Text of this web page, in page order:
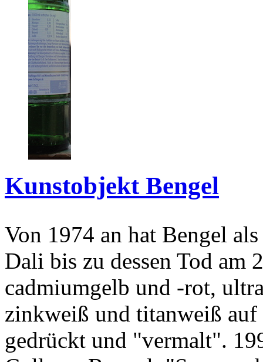
Kunstobjekt Bengel
Von 1974 an hat Bengel
Dali bis zu dessen Tod am
cadmiumgelb und -rot,
zinkweiß und titanweiß
gedrückt und "vermalt".